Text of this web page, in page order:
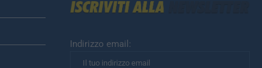
Indirizzo email: